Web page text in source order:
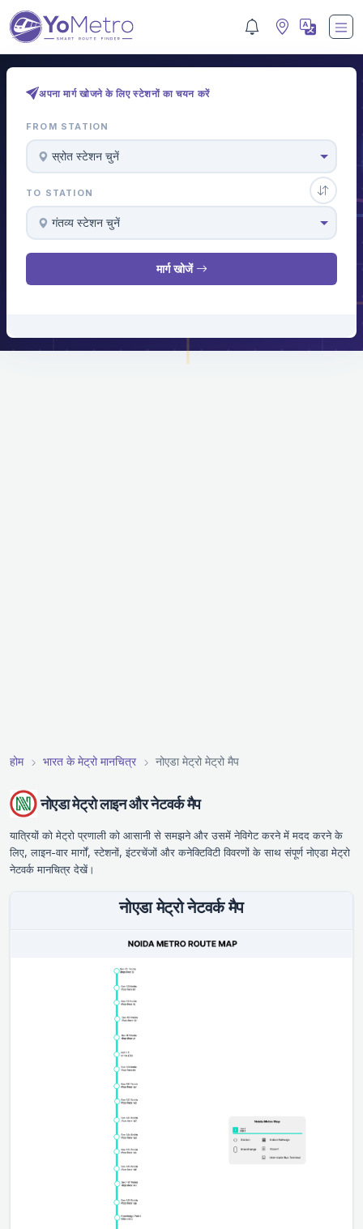
अपना मार्ग खोजने के लिए स्टेशनों का चयन करें
FROM STATION
स्रोत स्टेशन चुनें
TO STATION
गंतव्य स्टेशन चुनें
मार्ग खोजें
होम भारत के मेट्रो मानचित्र नोएडा मेट्रो मेट्रो मैप
नोएडा मेट्रो लाइन और नेटवर्क मैप
यात्रियों को मेट्रो प्रणाली को आसानी से समझने और उसमें नेविगेट करने में मदद करने के
लिए, लाइन-वार मार्गों, स्टेशनों, इंटरचेंजों और कनेक्टिविटी विवरणों के साथ संपूर्ण नोएडा मेट्रो
नेटवर्क मानचित्र देखें।
नोएडा मेट्रो नेटवर्क मैप